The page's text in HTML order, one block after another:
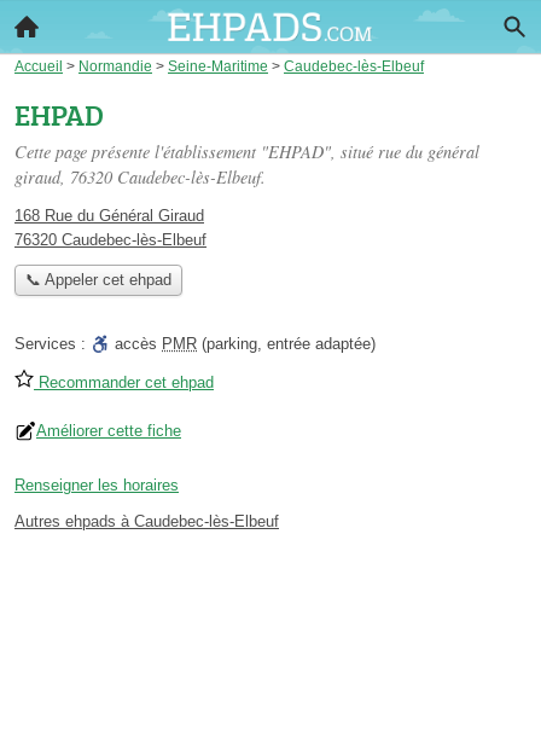
Accueil > Normandie > Seine-Maritime > Caudebec-lès-Elbeuf
EHPAD
Cette page présente l'établissement "EHPAD", situé rue du général
giraud, 76320 Caudebec-lès-Elbeuf.
168 Rue du Général Giraud
76320 Caudebec-lès-Elbeuf
📞 Appeler cet ehpad
Services : accès PMR (parking, entrée adaptée)
Recommander cet ehpad
Améliorer cette fiche
Renseigner les horaires
Autres ehpads à Caudebec-lès-Elbeuf